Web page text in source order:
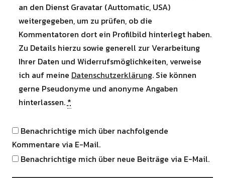
an den Dienst Gravatar (Auttomatic, USA)
weitergegeben, um zu prüfen, ob die
Kommentatoren dort ein Profilbild hinterlegt haben.
Zu Details hierzu sowie generell zur Verarbeitung
Ihrer Daten und Widerrufsmöglichkeiten, verweise
ich auf meine Datenschutzerklärung. Sie können
gerne Pseudonyme und anonyme Angaben
hinterlassen.*
Benachrichtige mich über nachfolgende
Kommentare via E-Mail.
Benachrichtige mich über neue Beiträge via E-Mail.